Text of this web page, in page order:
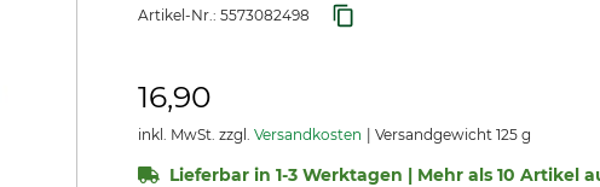
Artikel-Nr.: 5573082498
16,90
inkl. MwSt. zzgl. Versandkosten Versandgewicht 125 g
Lieferbar in 1-3 Werktagen | Mehr als 10 Artikel